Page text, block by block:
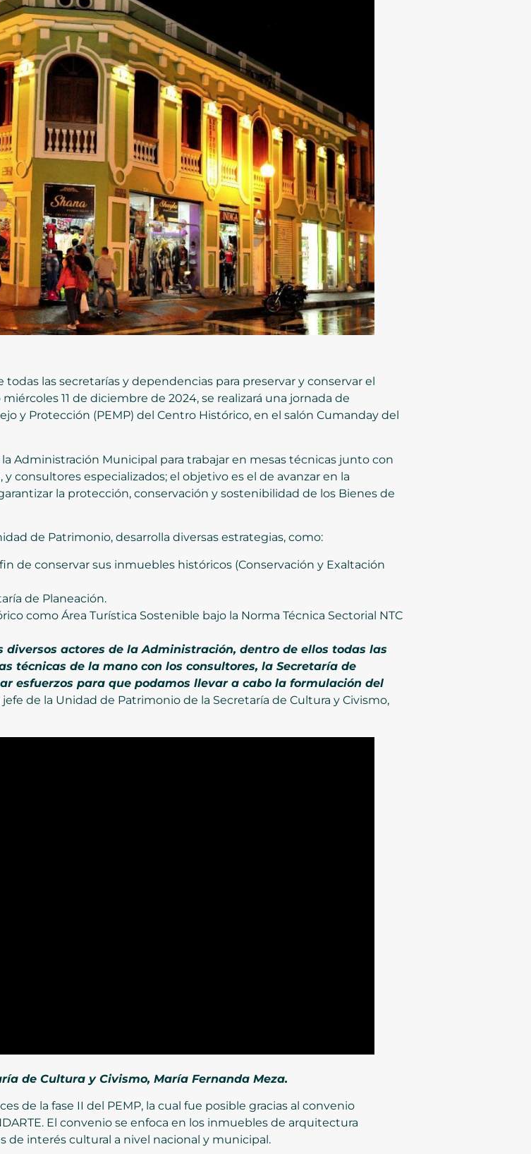
las secretarías y dependencias para preservar y conservar el
11 de diciembre de 2024, se realizará una jornada de
y Protección (PEMP) del Centro Histórico, en el salón Cumanday del
Administración Municipal para trabajar en mesas técnicas junto con
consultores especializados; el objetivo es el de avanzar en la
la protección, conservación y sostenibilidad de los Bienes de
de Patrimonio, desarrolla diversas estrategias, como:
de conservar sus inmuebles históricos (Conservación y Exaltación
de Planeación.
como Área Turística Sostenible bajo la Norma Técnica Sectorial NTC
actores de la Administración, dentro de ellos todas las
técnicas de la mano con los consultores, la Secretaría de
esfuerzos para que podamos llevar a cabo la formulación del
jefe de la Unidad de Patrimonio de la Secretaría de Cultura y Civismo,
de Cultura y Civismo, María Fernanda Meza.
de la fase II del PEMP, la cual fue posible gracias al convenio
El convenio se enfoca en los inmuebles de arquitectura
de interés cultural a nivel nacional y municipal.